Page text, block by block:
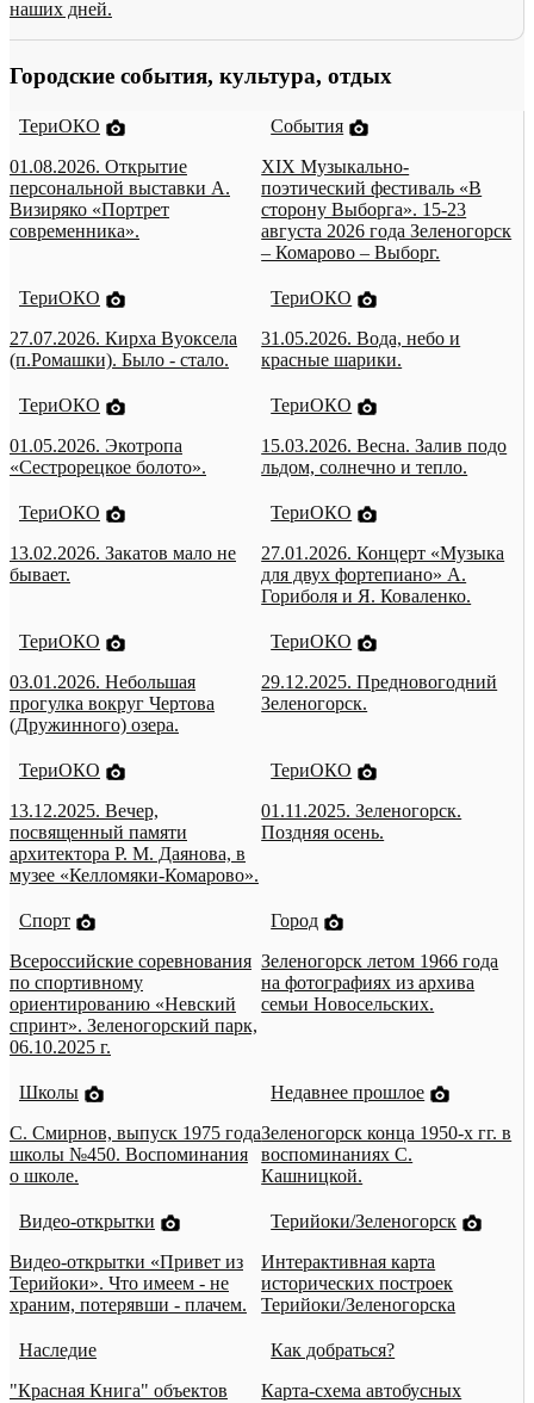
наших дней.
Городские события, культура, отдых
ТериОКО
01.08.2026. Открытие
персональной выставки А.
Визиряко «Портрет
современника».
События
XIX Музыкально-
поэтический фестиваль «В
сторону Выборга». 15-23
августа 2026 года Зеленогорск
– Комарово – Выборг.
ТериОКО
27.07.2026. Кирха Вуоксела
(п.Ромашки). Было - стало.
ТериОКО
31.05.2026. Вода, небо и
красные шарики.
ТериОКО
01.05.2026. Экотропа
«Сестрорецкое болото».
ТериОКО
15.03.2026. Весна. Залив подо
льдом, солнечно и тепло.
ТериОКО
13.02.2026. Закатов мало не
бывает.
ТериОКО
27.01.2026. Концерт «Музыка
для двух фортепиано» А.
Гориболя и Я. Коваленко.
ТериОКО
03.01.2026. Небольшая
прогулка вокруг Чертова
(Дружинного) озера.
ТериОКО
29.12.2025. Предновогодний
Зеленогорск.
ТериОКО
13.12.2025. Вечер,
посвященный памяти
архитектора Р. М. Даянова, в
музее «Келломяки-Комарово».
ТериОКО
01.11.2025. Зеленогорск.
Поздняя осень.
Спорт
Всероссийские соревнования
по спортивному
ориентированию «Невский
спринт». Зеленогорский парк,
06.10.2025 г.
Город
Зеленогорск летом 1966 года
на фотографиях из архива
семьи Новосельских.
Школы
С. Смирнов, выпуск 1975 года
школы №450. Воспоминания
о школе.
Недавнее прошлое
Зеленогорск конца 1950-х гг. в
воспоминаниях С.
Кашницкой.
Видео-открытки
Видео-открытки «Привет из
Терийоки». Что имеем - не
храним, потерявши - плачем.
Терийоки/Зеленогорск
Интерактивная карта
исторических построек
Терийоки/Зеленогорска
Наследие
"Красная Книга" объектов
Как добраться?
Карта-схема автобусных